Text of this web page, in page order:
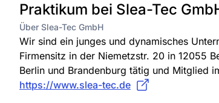
Praktikum bei Slea-Tec
Über Slea-Tec GmbH
Wir sind ein junges und dynamisches
Firmensitz in der Niemetzstr. 20 in 12055
Berlin und Brandenburg tätig und Mitglied
https://www.slea-tec.de